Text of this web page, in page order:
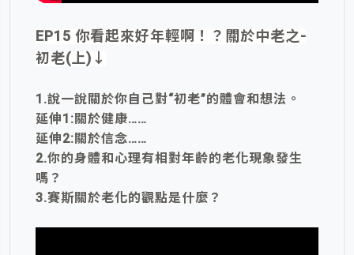
EP15 你看起來好年輕啊！？關於中老之-
初老(上) ↓
1.說一說關於你自己對“初老”的體會和想法。
延伸1:關於健康……
延伸2:關於信念……
2.你的身體和心理有相對年齡的老化現象發生
嗎？
3.賽斯關於老化的觀點是什麼？